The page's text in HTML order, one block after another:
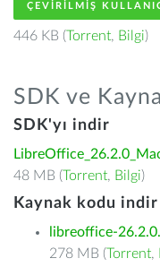
ÇEVIRILMIŞ
446 KB (Torrent, Bilgi)
SDK ve
SDK'yı indir
48 MB (Torrent, Bilgi)
Kaynak kodu indir
libreoffice-
278 MB (Torrent,